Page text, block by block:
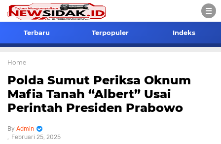
Terbaru Terpopuler Indeks
Home
Polda Sumut Periksa Oknum
Mafia Tanah “Albert” Usai
Perintah Presiden Prabowo
Admin
Februari 25, 2025